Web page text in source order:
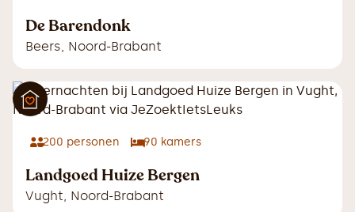
De Barendonk
Beers, Noord-Brabant
200 personen 90 kamers
Landgoed Huize Bergen
Vught, Noord-Brabant